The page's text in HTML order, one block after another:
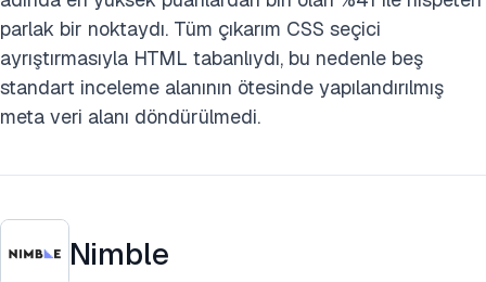
parlak bir noktaydı. Tüm çıkarım CSS seçici
ayrıştırmasıyla HTML tabanlıydı, bu nedenle beş
standart inceleme alanının ötesinde yapılandırılmış
meta veri alanı döndürülmedi.
Nimble